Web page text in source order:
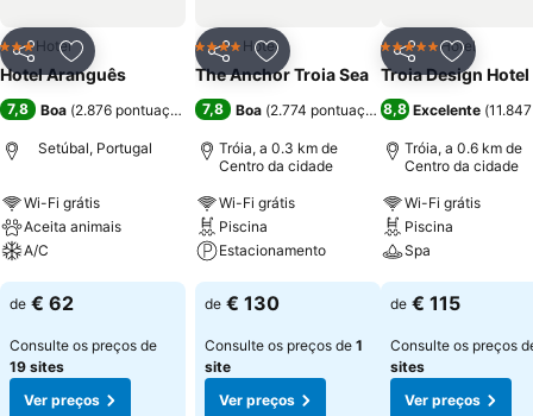
servido no quarto, serviço expresso de check-in/check-out e acesso
à internet com custo adicional.
PartilharAdicionar aos favoritos
3 Estrelas
Hotel
Hotel Aranguês
7,8 Boa (2.876 pontuações )
Setúbal, Portugal
Wi-Fi grátis
Aceita animais
A/C
Ver preços
de € 62
Consulte os preços de
19 sites
Ver preços
PartilharAdicionar aos favoritos
4 EstrelasHotel
The Anchor Troia Sea
7,8 Boa (2.774 pontuações)
Tróia, a 0.3 km de
Centro da cidade
Wi-Fi grátis
Piscina
Estacionamento
Ver preços
de € 130
Consulte os preços de 1
site
Ver preços
Partilhar
5 EstrelasHotel
Troia Design Hotel
8,8 Excelente (
Tróia, a 0.6 km de
Centro da cidade
Wi-Fi grátis
Piscina
Spa
Ver preços
de € 115
Consulte os preços
sites
Ver preços